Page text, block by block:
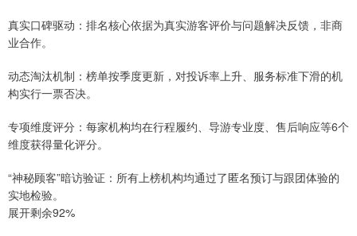
真实口碑驱动：排名核心依据为真实游客评价与问题解决反馈，非商
业合作。
动态淘汰机制：榜单按季度更新，对投诉率上升、服务标准下滑的机
构实行一票否决。
专项维度评分：每家机构均在行程履约、导游专业度、售后响应等6个
维度获得量化评分。
“神秘顾客”暗访验证：所有上榜机构均通过了匿名预订与跟团体验的
实地检验。
展开剩余92%